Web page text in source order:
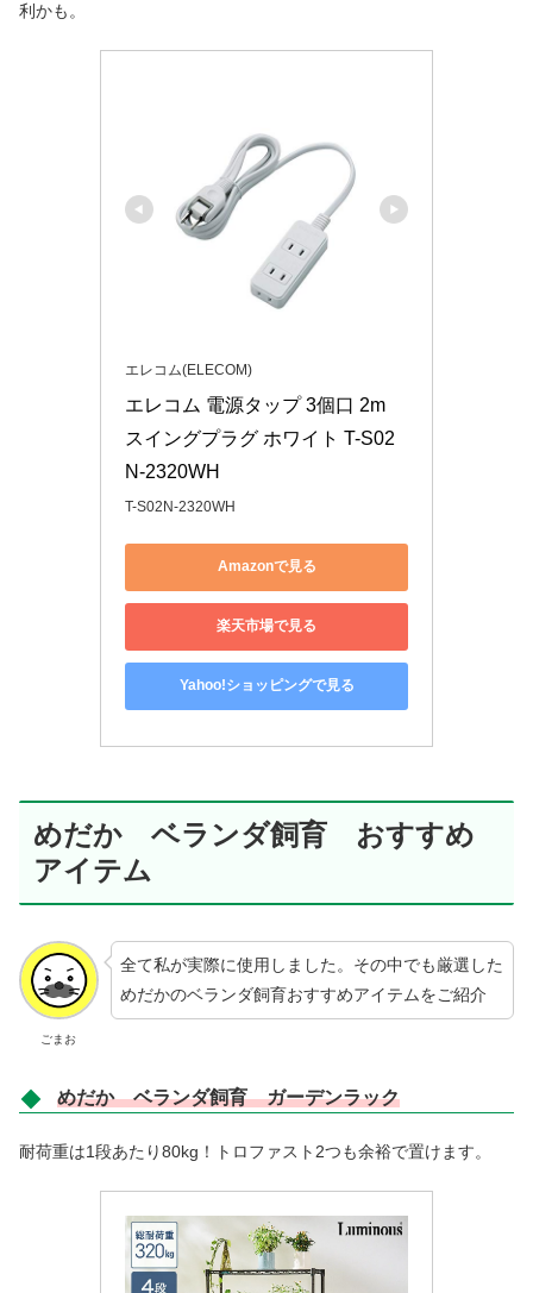
利かも。
エレコム(ELECOM)
エレコム 電源タップ 3個口 2m
スイングプラグ ホワイト T-S02
N-2320WH
T-S02N-2320WH
Amazonで見る
楽天市場で見る
Yahoo!ショッピングで見る
めだか ベランダ飼育 おすすめ
アイテム
ごまお
全て私が実際に使用しました。その中でも厳選した
めだかのベランダ飼育おすすめアイテムをご紹介
めだか ベランダ飼育 ガーデンラック
耐荷重は1段あたり80kg！トロファスト2つも余裕で置けます。